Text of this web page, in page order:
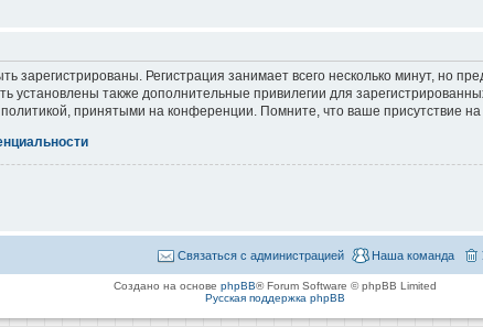
Регистрация занимает всего несколько минут, но
установлены также дополнительные привилегии для
принятыми на конференции. Помните, что ваше присутствие
Наша команда
Связаться с администрацией
Создано на основе phpBB® Forum Software © phpBB Limited
Русская поддержка phpBB